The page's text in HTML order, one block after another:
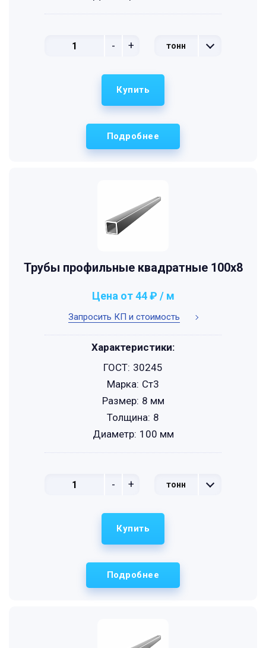
- + тонн
Подробнее
Купить
Трубы профильные квадратные 100x8
Запросить КП и стоимость
Цена от 44 ₽ / м
- + тонн
Характеристики:
ГОСТ: 30245
Марка: Ст3
Размер: 8 мм
Толщина: 8
Диаметр: 100 мм
Подробнее
Купить